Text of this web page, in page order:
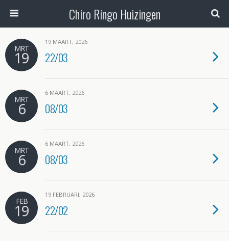
Chiro Ringo Huizingen
MRT
19
19 MAART, 2026
22/03
MRT
6
6 MAART, 2026
08/03
MRT
6
6 MAART, 2026
08/03
FEB
19
19 FEBRUARI, 2026
22/02